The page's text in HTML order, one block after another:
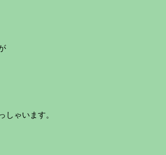
しゃいます。